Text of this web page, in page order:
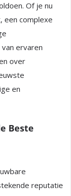
Of je nu
een complexe
ervaren
over
en
Beste
reputatie